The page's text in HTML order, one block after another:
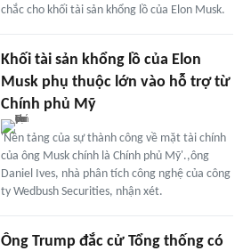
chắc cho khối tài sản khổng lồ của Elon Musk.
Khối tài sản khổng lồ của Elon
Musk phụ thuộc lớn vào hỗ trợ từ
Chính phủ Mỹ
'Nền tảng của sự thành công về mặt tài chính
của ông Musk chính là Chính phủ Mỹ'.,ông
Daniel Ives, nhà phân tích công nghệ của công
ty Wedbush Securities, nhận xét.
Ông Trump đắc cử Tổng thống có